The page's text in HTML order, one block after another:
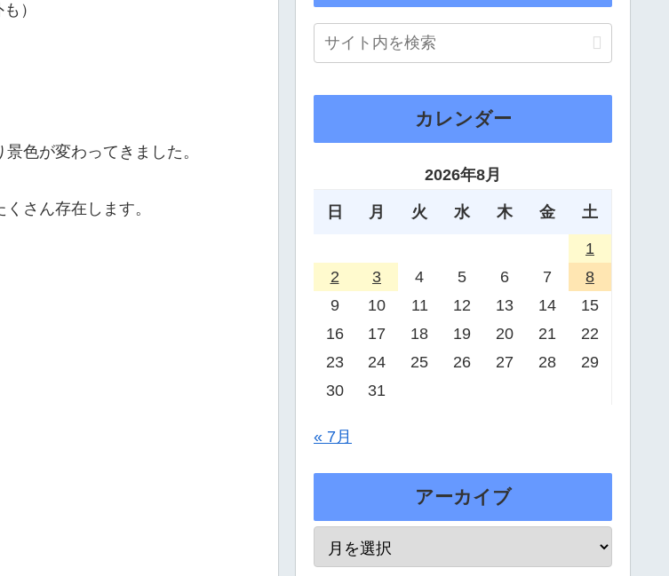
）
色が変わってきました。
さん存在します。
カレンダー
2026年8月
日 月 火 水 木 金 土
1
2
3 4 5 6 7
8
9
10 11 12 13 14
15
16
17 18 19 20 21
22
23
24 25 26 27 28
29
30
31
« 7月
アーカイブ